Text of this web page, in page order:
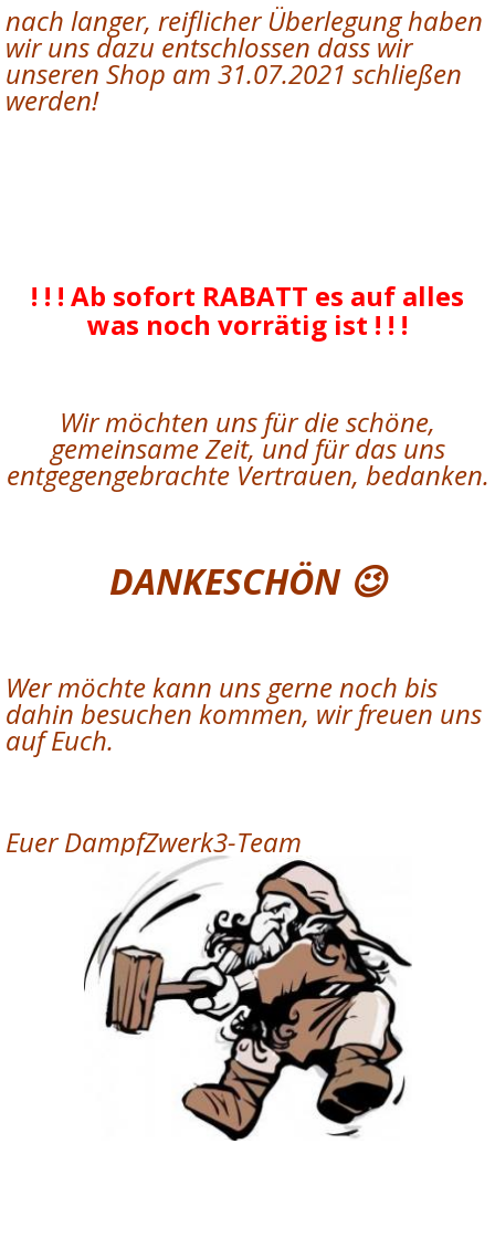
nach langer, reiflicher Überlegung haben
wir uns dazu entschlossen dass wir
unseren Shop am 31.07.2021 schließen
werden!
! ! ! Ab sofort RABATT es auf alles
was noch vorrätig ist ! ! !
Wir möchten uns für die schöne,
gemeinsame Zeit, und für das uns
entgegengebrachte Vertrauen, bedanken.
DANKESCHÖN 😉
Wer möchte kann uns gerne noch bis
dahin besuchen kommen, wir freuen uns
auf Euch.
Euer DampfZwerk3-Team